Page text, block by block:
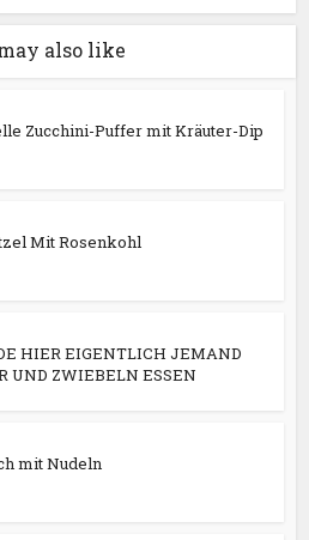
also like
Zucchini-Puffer mit Kräuter-Dip
Mit Rosenkohl
HIER EIGENTLICH JEMAND
UND ZWIEBELN ESSEN
mit Nudeln